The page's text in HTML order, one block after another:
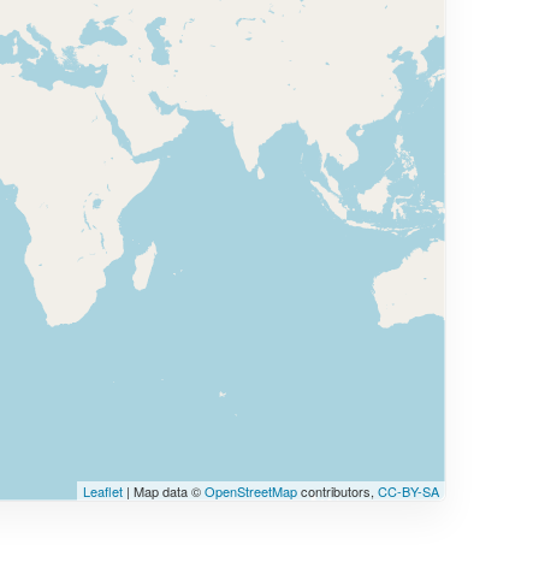
Leaflet| Map data ©OpenStreetMapcontributors, CC-BY-SA